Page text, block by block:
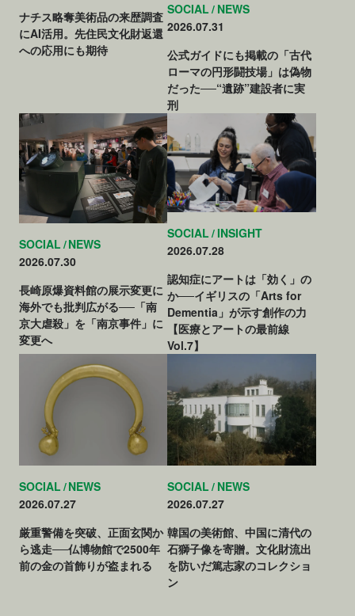
ナチス略奪美術品の来歴調査
にAI活用。先住民文化財返還
への応用にも期待
SOCIAL NEWS
2026.07.31
公式ガイドにも掲載の「古代
ローマの円形闘技場」は偽物
だった──“遺跡”建設者に実
刑
SOCIAL NEWS
2026.07.30
長崎原爆資料館の展示変更に
海外でも批判広がる──「南
京大虐殺」を「南京事件」に
変更へ
SOCIAL INSIGHT
2026.07.28
認知症にアートは「効く」の
か──イギリスの「Arts for
Dementia」が示す創作の力
【医療とアートの最前線
Vol.7】
SOCIAL NEWS
2026.07.27
厳重警備を突破、正面玄関か
ら逃走──仏博物館で2500年
前の金の首飾りが盗まれる
SOCIAL NEWS
2026.07.27
韓国の美術館、中国に清代の
石獅子像を寄贈。文化財流出
を防いだ篤志家のコレクショ
ン